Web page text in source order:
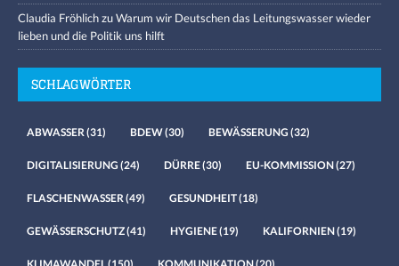
Claudia FröhlichzuWarum wir Deutschen das Leitungswasser wieder
lieben und die Politik uns hilft
SCHLAGWÖRTER
ABWASSER (31) BDEW(30) BEWÄSSERUNG (32)
DIGITALISIERUNG (24) DÜRRE(30) EU-KOMMISSION(27)
FLASCHENWASSER (49) GESUNDHEIT(18)
GEWÄSSERSCHUTZ(41) HYGIENE(19) KALIFORNIEN(19)